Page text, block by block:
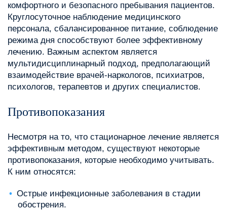
комфортного и безопасного пребывания пациентов.
Круглосуточное наблюдение медицинского
персонала, сбалансированное питание, соблюдение
режима дня способствуют более эффективному
лечению. Важным аспектом является
мультидисциплинарный подход, предполагающий
взаимодействие врачей-наркологов, психиатров,
психологов, терапевтов и других специалистов.
Противопоказания
Несмотря на то, что стационарное лечение является
эффективным методом, существуют некоторые
противопоказания, которые необходимо учитывать.
К ним относятся:
Острые инфекционные заболевания в стадии
обострения.